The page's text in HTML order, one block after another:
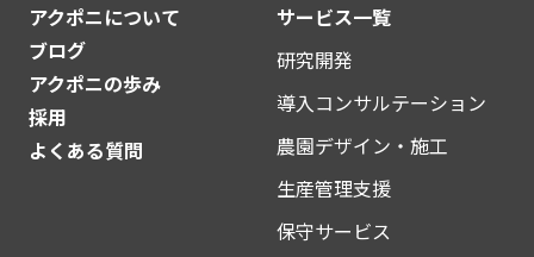
アクポニについて
ブログ
アクポニの歩み
採用
よくある質問
サービス一覧
研究開発
導入コンサルテーション
農園デザイン・施工
生産管理支援
保守サービス